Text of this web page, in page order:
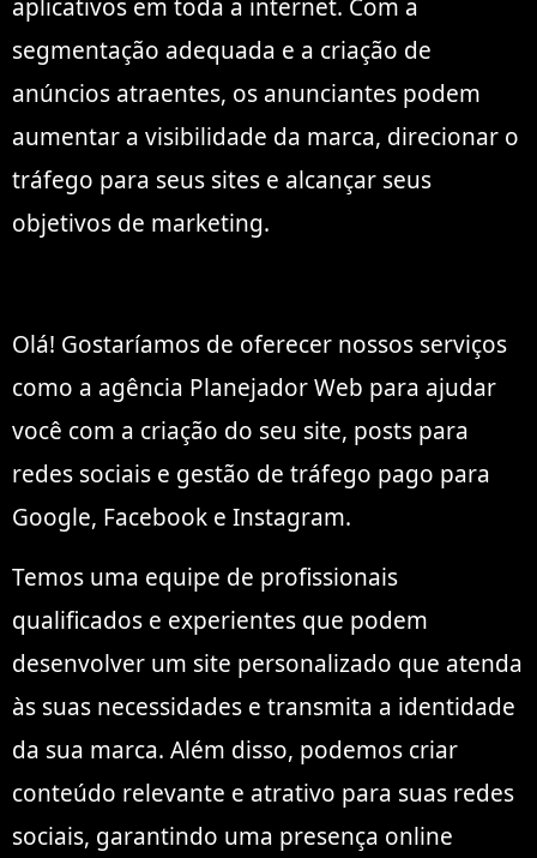
aplicativos em toda a internet. Com a
segmentação adequada e a criação de
anúncios atraentes, os anunciantes podem
aumentar a visibilidade da marca, direcionar o
tráfego para seus sites e alcançar seus
objetivos de marketing.
Olá! Gostaríamos de oferecer nossos serviços
como a agência Planejador Web para ajudar
você com a criação do seu site, posts para
redes sociais e gestão de tráfego pago para
Google, Facebook e Instagram.
Temos uma equipe de profissionais
qualificados e experientes que podem
desenvolver um site personalizado que atenda
às suas necessidades e transmita a identidade
da sua marca. Além disso, podemos criar
conteúdo relevante e atrativo para suas redes
sociais, garantindo uma presença online